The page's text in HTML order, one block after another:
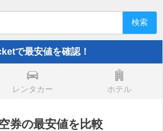
検索
で最安値を確認！
レンタカー ホテル
券の最安値を比較